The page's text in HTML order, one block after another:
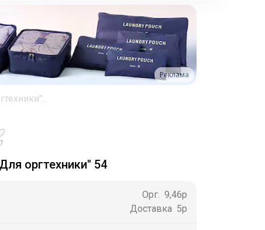
Реклама
оргтехники" 54
Орг. 9,46р
Доставка 5р